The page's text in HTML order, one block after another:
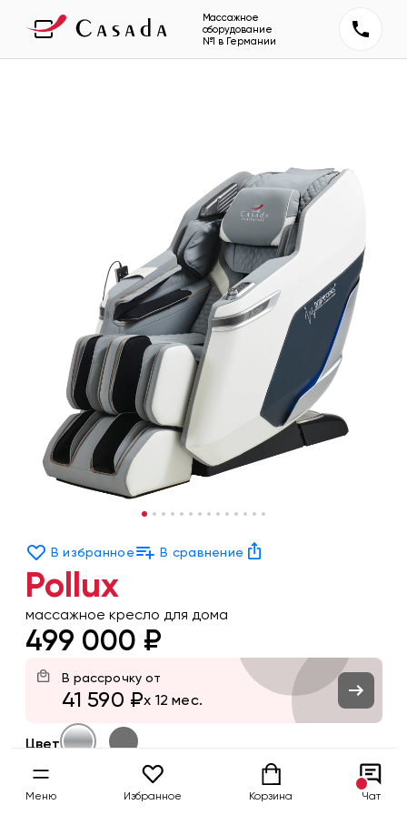
Массажное
оборудование
№1 в Германии
В избранное В сравнение
Pollux
массажное кресло для дома
499 000 ₽
В рассрочку от
41 590 ₽x 12 мес.
Цвет
Меню Избранное Корзина Чат